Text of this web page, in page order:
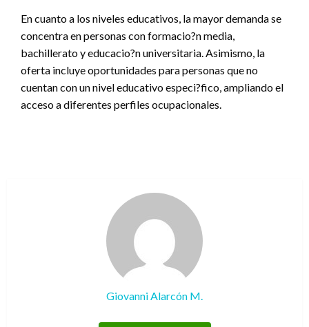
En cuanto a los niveles educativos, la mayor demanda se
concentra en personas con formacio?n media,
bachillerato y educacio?n universitaria. Asimismo, la
oferta incluye oportunidades para personas que no
cuentan con un nivel educativo especi?fico, ampliando el
acceso a diferentes perfiles ocupacionales.
Giovanni Alarcón M.